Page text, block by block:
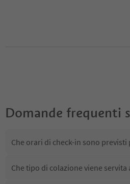
Domande frequenti
Che orari di check-in sono previsti
Che tipo di colazione viene servita